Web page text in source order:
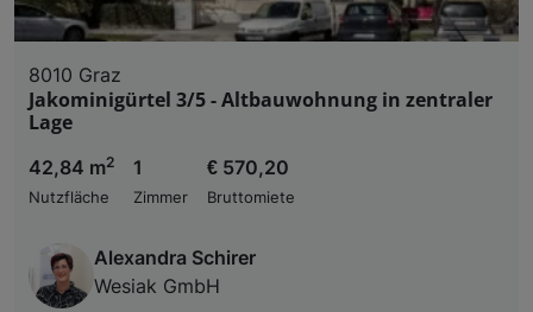
8010 Graz
Jakominigürtel 3/5 - Altbauwohnung in zentraler
Lage
42,84 m2
Nutzfläche
1
Zimmer
€ 570,20
Bruttomiete
Alexandra Schirer
Wesiak GmbH